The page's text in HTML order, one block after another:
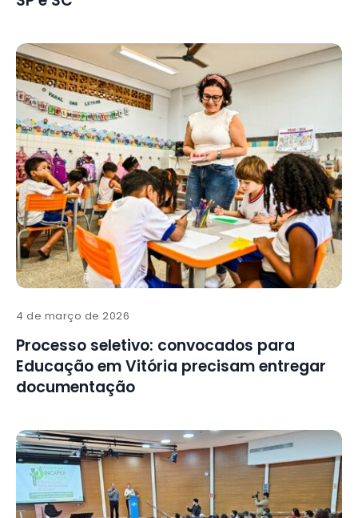
4 de março de 2026
Processo seletivo: convocados para
Educação em Vitória precisam entregar
documentação